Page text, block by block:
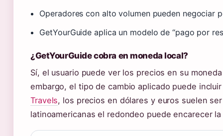
Operadores con alto volumen pueden negociar
GetYourGuide aplica un modelo de “pago por
¿GetYourGuide cobra en moneda local?
Sí, el usuario puede ver los precios en su
embargo, el tipo de cambio aplicado puede
Travels, los precios en dólares y euros suelen
latinoamericanas el redondeo puede encarecer